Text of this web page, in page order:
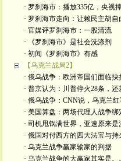
· 罗刹海市：播放335亿，央视
· 罗刹海市走向：让赖民主胡自
· 官媒评罗刹海市：一股清流
· 《罗刹海市》是社会洗涤剂
· 初闻《罗刹海市》有感
【乌克兰战局2】
· 俄乌战争：欧洲帝国们面临抉
· 普京认为：川普停火28条，还
· 俄乌战争：CNN说，乌克兰
· 美国算盘：两场代理人战争绑
· 司机甩锅满世界，亚速原来是
· 俄国对付西方的四大法宝与持
· 乌克兰战争赢家输家的判据
· 乌克兰战争的大赢家其实是。